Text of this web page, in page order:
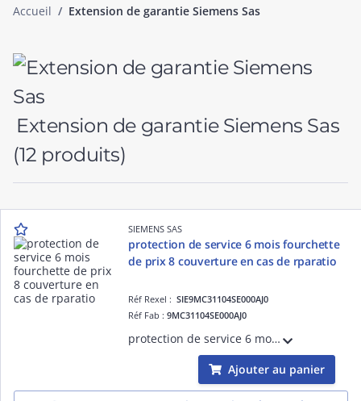
Accueil Extension de garantie Siemens Sas
Extension de garantie Siemens Sas
(12 produits)
SIEMENS SAS
protection de service 6 mois fourchette
de prix 8 couverture en cas de rparatio
Réf Rexel :SIE9MC31104SE000AJ0
Réf Fab :9MC31104SE000AJ0
protection de service 6 mois fourchette de prix 8 couverture en cas de rparation du chssis basse tension hydrorfrigr SINAMICS S120 avec une priode de prestation largie de 6 mois La protection de service 6 mois doit tre achete le jo ECCN:EAR
Ajouter au panier